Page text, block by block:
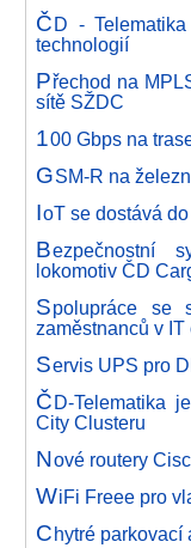
Č D -
technologií
Přechod na
sítě SŽDC
100 Gbps na
GSM-R na
IoT se dostává
Bezpečnostní
lokomotiv ČD
Spolupráce se
zaměstnanců v IT
Servis UPS pro
Č D-Telematika
City Clusteru
Nové routery
WiFi Freee pro
C hytré parkovací